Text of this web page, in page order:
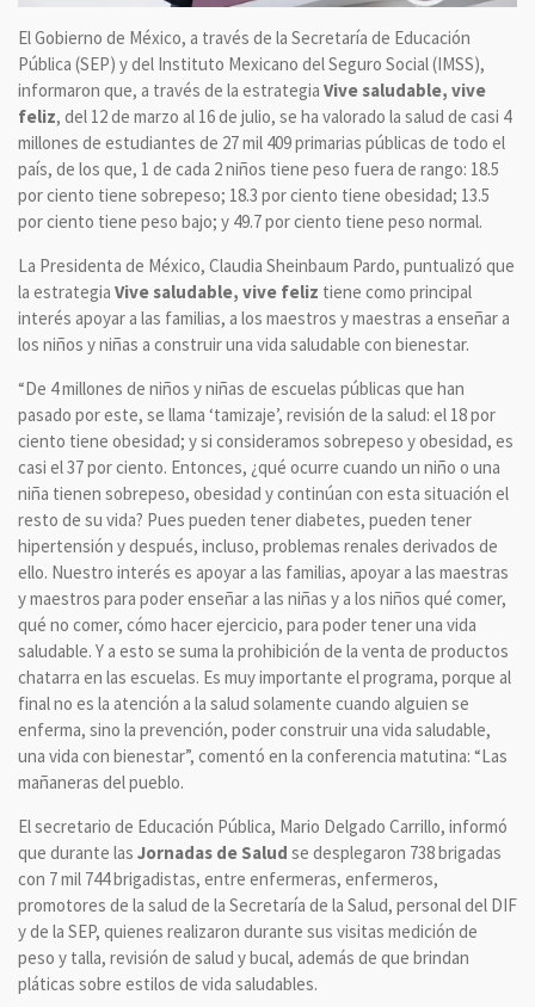
El Gobierno de México, a través de la Secretaría de Educación
Pública (SEP) y del Instituto Mexicano del Seguro Social (IMSS),
informaron que, a través de la estrategia Vive saludable, vive
feliz, del 12 de marzo al 16 de julio, se ha valorado la salud de casi 4
millones de estudiantes de 27 mil 409 primarias públicas de todo el
país, de los que, 1 de cada 2 niños tiene peso fuera de rango: 18.5
por ciento tiene sobrepeso; 18.3 por ciento tiene obesidad; 13.5
por ciento tiene peso bajo; y 49.7 por ciento tiene peso normal.
La Presidenta de México, Claudia Sheinbaum Pardo, puntualizó que
la estrategia Vive saludable, vive feliz tiene como principal
interés apoyar a las familias, a los maestros y maestras a enseñar a
los niños y niñas a construir una vida saludable con bienestar.
“De 4 millones de niños y niñas de escuelas públicas que han
pasado por este, se llama ‘tamizaje’, revisión de la salud: el 18 por
ciento tiene obesidad; y si consideramos sobrepeso y obesidad, es
casi el 37 por ciento. Entonces, ¿qué ocurre cuando un niño o una
niña tienen sobrepeso, obesidad y continúan con esta situación el
resto de su vida? Pues pueden tener diabetes, pueden tener
hipertensión y después, incluso, problemas renales derivados de
ello. Nuestro interés es apoyar a las familias, apoyar a las maestras
y maestros para poder enseñar a las niñas y a los niños qué comer,
qué no comer, cómo hacer ejercicio, para poder tener una vida
saludable. Y a esto se suma la prohibición de la venta de productos
chatarra en las escuelas. Es muy importante el programa, porque al
final no es la atención a la salud solamente cuando alguien se
enferma, sino la prevención, poder construir una vida saludable,
una vida con bienestar”, comentó en la conferencia matutina: “Las
mañaneras del pueblo.
El secretario de Educación Pública, Mario Delgado Carrillo, informó
que durante las Jornadas de Salud se desplegaron 738 brigadas
con 7 mil 744 brigadistas, entre enfermeras, enfermeros,
promotores de la salud de la Secretaría de la Salud, personal del DIF
y de la SEP, quienes realizaron durante sus visitas medición de
peso y talla, revisión de salud y bucal, además de que brindan
pláticas sobre estilos de vida saludables.